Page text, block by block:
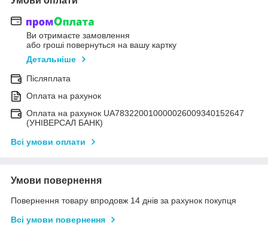
Ви отримаєте замовлення
або гроші повернуться на вашу картку
Детальніше
Післяплата
Оплата на рахунок
Оплата на рахунок UA783220010000026009340152647
(УНІВЕРСАЛ БАНК)
Всі умови оплати
Умови повернення
Повернення товару впродовж 14 днів за рахунок покупця
Всі умови повернення